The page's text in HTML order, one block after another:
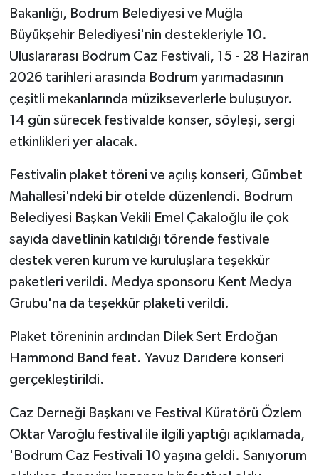
Bakanlığı, Bodrum Belediyesi ve Muğla
Büyükşehir Belediyesi'nin destekleriyle 10.
Uluslararası Bodrum Caz Festivali, 15 - 28 Haziran
2026 tarihleri arasında Bodrum yarımadasının
çeşitli mekanlarında müzikseverlerle buluşuyor.
14 gün sürecek festivalde konser, söyleşi, sergi
etkinlikleri yer alacak.
Festivalin plaket töreni ve açılış konseri, Gümbet
Mahallesi'ndeki bir otelde düzenlendi. Bodrum
Belediyesi Başkan Vekili Emel Çakaloğlu ile çok
sayıda davetlinin katıldığı törende festivale
destek veren kurum ve kuruluşlara teşekkür
paketleri verildi. Medya sponsoru Kent Medya
Grubu'na da teşekkür plaketi verildi.
Plaket töreninin ardından Dilek Sert Erdoğan
Hammond Band feat. Yavuz Darıdere konseri
gerçekleştirildi.
Caz Derneği Başkanı ve Festival Küratörü Özlem
Oktar Varoğlu festival ile ilgili yaptığı açıklamada,
'Bodrum Caz Festivali 10 yaşına geldi. Sanıyorum